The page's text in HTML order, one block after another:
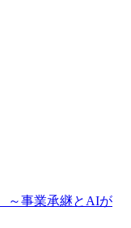
～事業承継とAIが